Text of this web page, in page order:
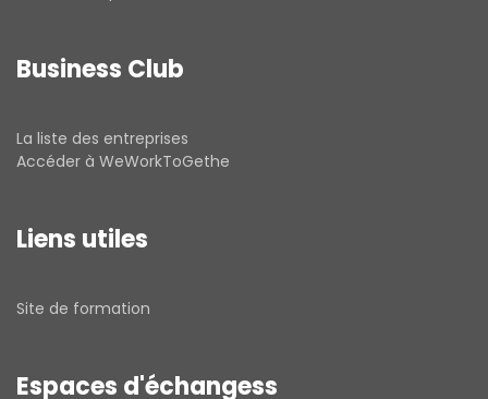
Business Club
La liste des entreprises
Accéder à WeWorkToGethe
Liens utiles
Site de formation
Espaces d'échangess